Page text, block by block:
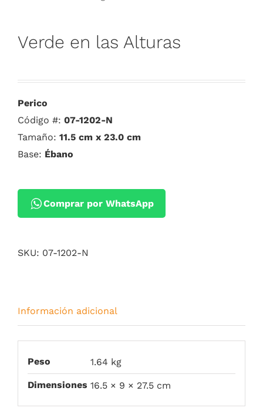
Verde en las Alturas
Perico
Código #: 07-1202-N
Tamaño: 11.5 cm x 23.0 cm
Base: Ébano
Comprar por WhatsApp
SKU: 07-1202-N
Información adicional
Peso 1.64 kg
Dimensiones 16.5 × 9 × 27.5 cm